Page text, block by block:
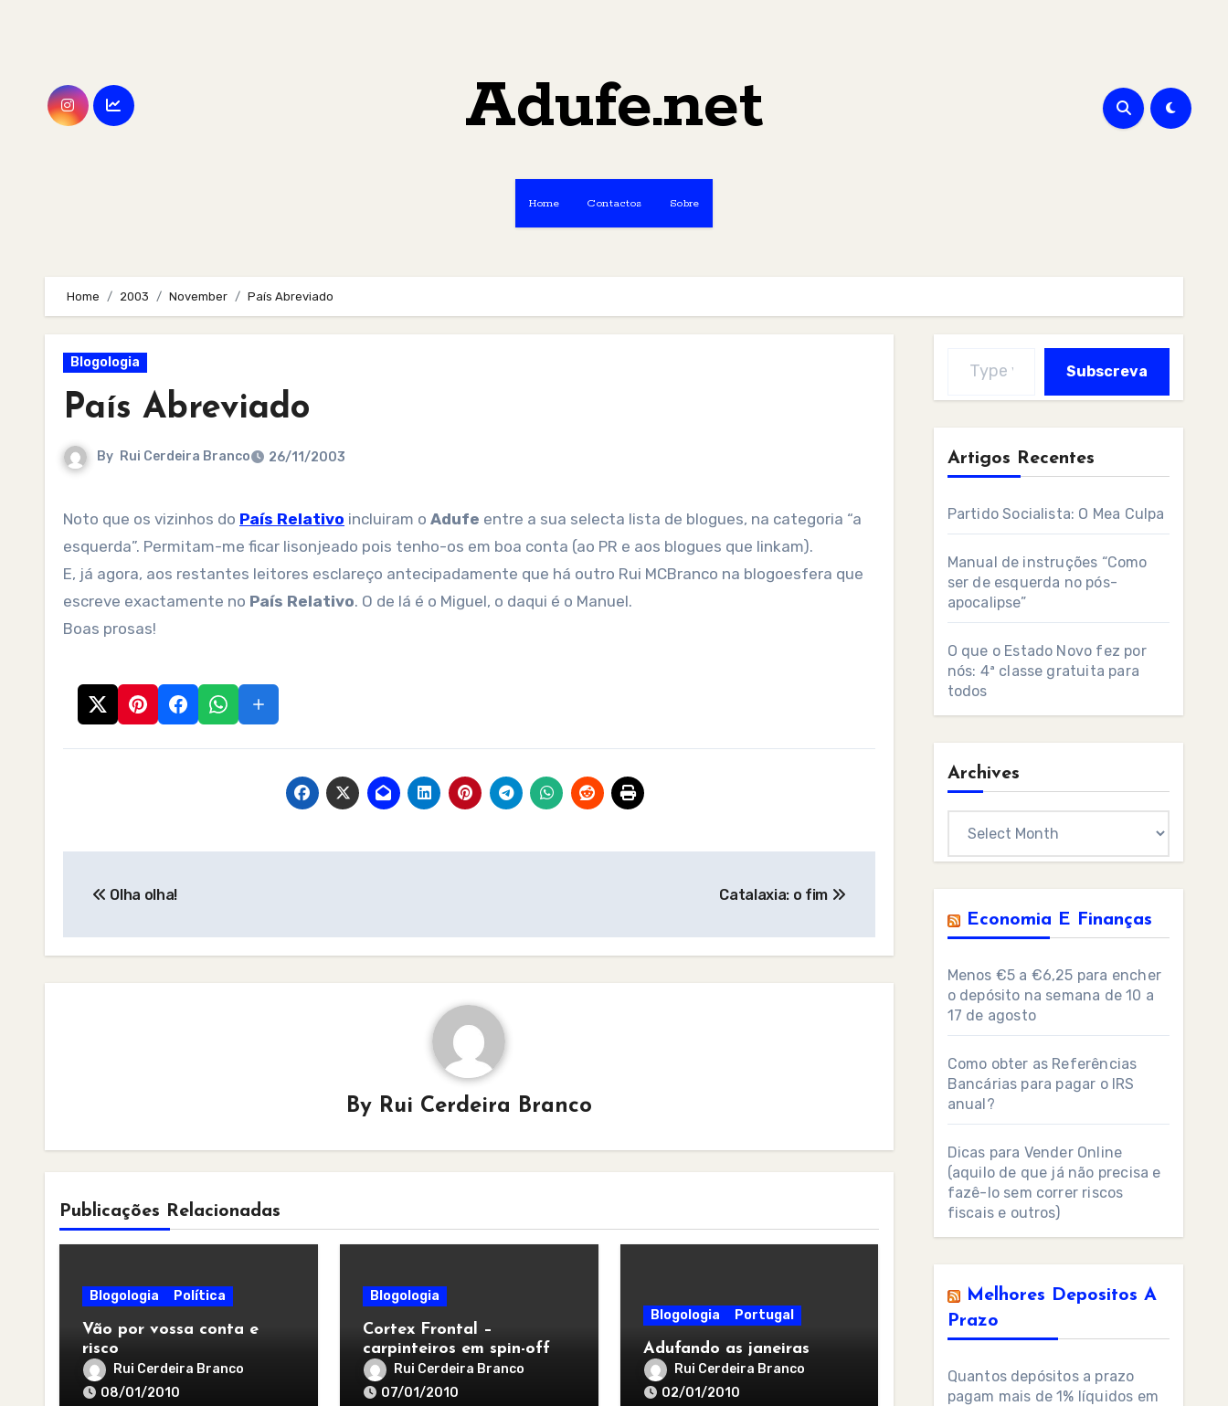
Adufe.net
Home Contactos Sobre
Home 2003 November País Abreviado
Blogologia
País Abreviado
By Rui Cerdeira Branco 26/11/2003
Noto que os vizinhos do País Relativo incluiram o Adufe entre a sua selecta lista de blogues, na categoria “a
esquerda”. Permitam-me ficar lisonjeado pois tenho-os em boa conta (ao PR e aos blogues que linkam).
E, já agora, aos restantes leitores esclareço antecipadamente que há outro Rui MCBranco na blogoesfera que
escreve exactamente no País Relativo. O de lá é o Miguel, o daqui é o Manuel.
Boas prosas!
navigation
Olha olha! Catalaxia: o fim
By Rui Cerdeira Branco
Publicações Relacionadas
Blogologia Política
Vão por vossa conta e
risco
Rui Cerdeira Branco
08/01/2010
Blogologia
Cortex Frontal –
carpinteiros em spin-off
Rui Cerdeira Branco
07/01/2010
Blogologia Portugal
Adufando as janeiras
Rui Cerdeira Branco
02/01/2010
Subscreva
Artigos Recentes
Partido Socialista: O Mea Culpa
Manual de instruções “Como
ser de esquerda no pós-
apocalipse”
O que o Estado Novo fez por
nós: 4ª classe gratuita para
todos
Archives
Economia E Finanças
Menos €5 a €6,25 para encher
o depósito na semana de 10 a
17 de agosto
Como obter as Referências
Bancárias para pagar o IRS
anual?
Dicas para Vender Online
(aquilo de que já não precisa e
fazê-lo sem correr riscos
fiscais e outros)
Melhores Depositos A
Prazo
Quantos depósitos a prazo
pagam mais de 1% líquidos em